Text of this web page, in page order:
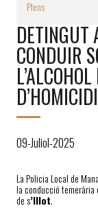
Plens
DETINGUT
CONDUIR
09-Juliol-2025
La Policia Local de
la conducció temerària
de s’Illot.